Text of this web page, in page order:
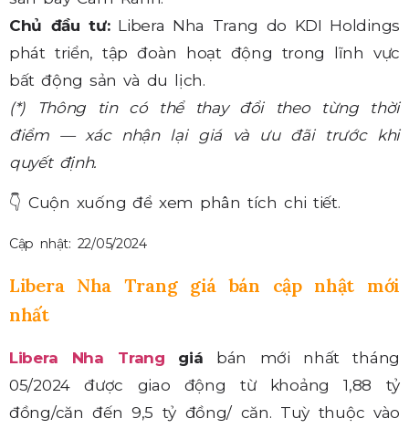
Chủ đầu tư: Libera Nha Trang do KDI Holdings
phát triển, tập đoàn hoạt động trong lĩnh vực
bất động sản và du lịch.
(*) Thông tin có thể thay đổi theo từng thời
điểm — xác nhận lại giá và ưu đãi trước khi
quyết định.
👇 Cuộn xuống để xem phân tích chi tiết.
Cập nhật: 22/05/2024
Libera Nha Trang giá bán cập nhật mới
nhất
Libera Nha Trang giá bán mới nhất tháng
05/2024 được giao động từ khoảng 1,88 tỷ
đồng/căn đến 9,5 tỷ đồng/ căn. Tuỳ thuộc vào